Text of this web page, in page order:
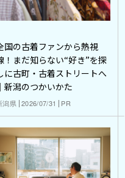
国の古着ファンから熱視
！まだ知らない“好き”を探
に古町・古着ストリートへ
｜新潟のつかいかた
潟県 2026/07/31 PR